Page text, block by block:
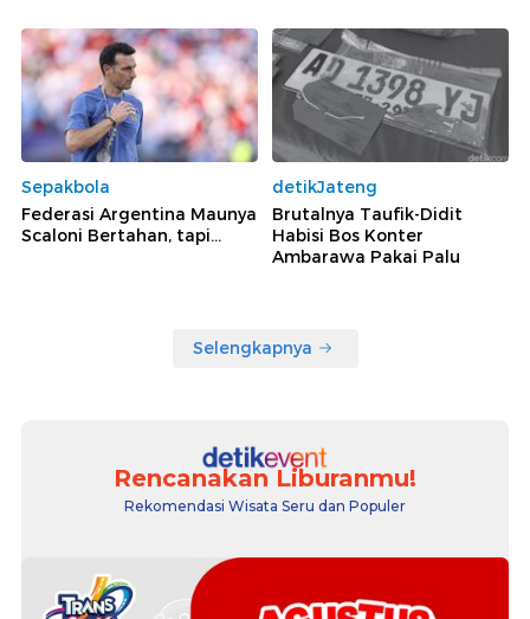
Sepakbola
Federasi Argentina Maunya
Scaloni Bertahan, tapi...
detikJateng
Brutalnya Taufik-Didit
Habisi Bos Konter
Ambarawa Pakai Palu
Selengkapnya
Rencanakan Liburanmu!
Rekomendasi Wisata Seru dan Populer